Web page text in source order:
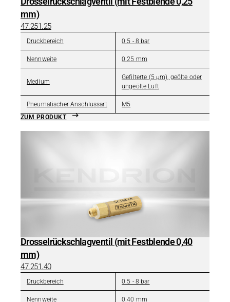
mm)
47.251.25
Druckbereich 0.5 - 8 bar
Nennweite 0.25 mm
Medium
Gefilterte (5 µm), geölte oder
ungeölte Luft
Pneumatischer Anschlussart
M5
ZUM PRODUKT
Drosselrückschlagventil (mit Festblende 0,40
mm)
47.251.40
Druckbereich 0.5 - 8 bar
Nennweite 0.40 mm